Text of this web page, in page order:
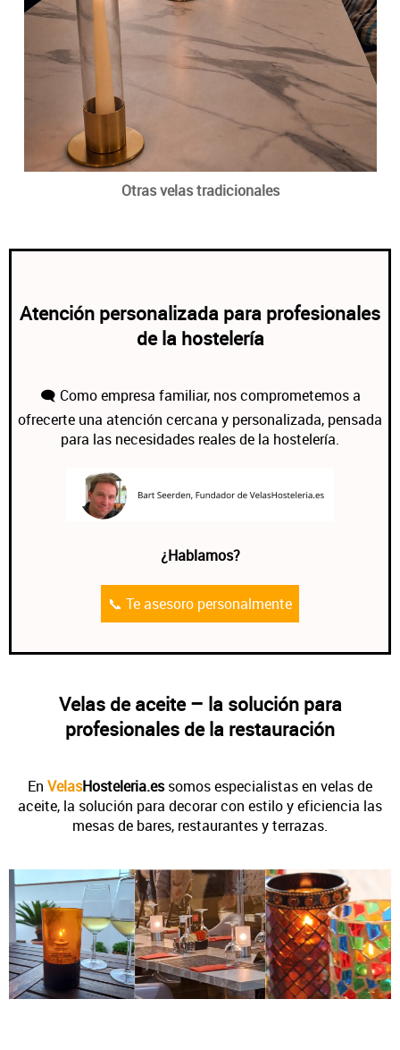
Otras velas tradicionales
Atención personalizada para profesionales
de la hostelería
🗨️ Como empresa familiar, nos comprometemos a
ofrecerte una atención cercana y personalizada, pensada
para las necesidades reales de la hostelería.
¿Hablamos?
📞 Te asesoro personalmente
Velas de aceite – la solución para
profesionales de la restauración
En VelasHosteleria.essomos especialistas en velas de
aceite, la solución para decorar con estilo y eficiencia las
mesas de bares, restaurantes y terrazas.